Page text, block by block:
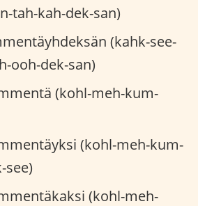
tah-kah-dek-san)
(kahk-see-
ooh-dek-san)
(kohl-meh-kum-
(kohl-meh-kum-
see)
(kohl-meh-